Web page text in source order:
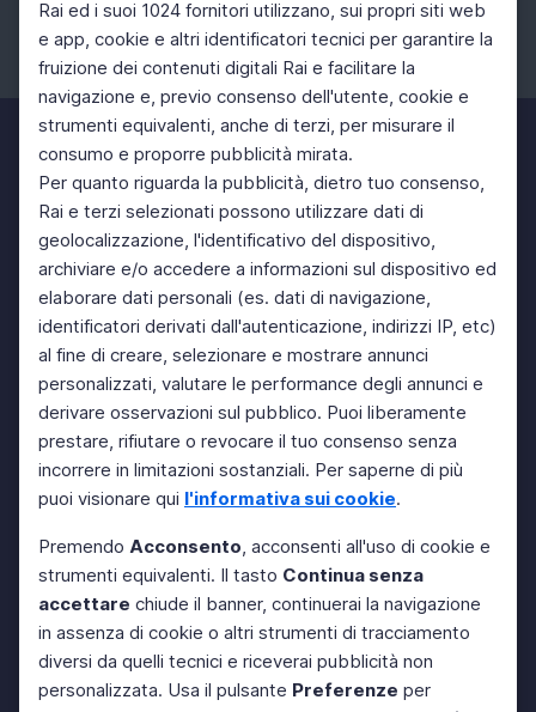
Rai ed i suoi 1024 fornitori utilizzano, sui propri siti web
e app, cookie e altri identificatori tecnici per garantire la
fruizione dei contenuti digitali Rai e facilitare la
navigazione e, previo consenso dell'utente, cookie e
strumenti equivalenti, anche di terzi, per misurare il
consumo e proporre pubblicità mirata.
Per quanto riguarda la pubblicità, dietro tuo consenso,
Rai e terzi selezionati possono utilizzare dati di
geolocalizzazione, l'identificativo del dispositivo,
archiviare e/o accedere a informazioni sul dispositivo ed
elaborare dati personali (es. dati di navigazione,
identificatori derivati dall'autenticazione, indirizzi IP, etc)
al fine di creare, selezionare e mostrare annunci
personalizzati, valutare le performance degli annunci e
derivare osservazioni sul pubblico. Puoi liberamente
prestare, rifiutare o revocare il tuo consenso senza
incorrere in limitazioni sostanziali. Per saperne di più
puoi visionare qui l'informativa sui cookie.
Premendo Acconsento, acconsenti all'uso di cookie e
strumenti equivalenti. Il tasto Continua senza
accettare chiude il banner, continuerai la navigazione
in assenza di cookie o altri strumenti di tracciamento
diversi da quelli tecnici e riceverai pubblicità non
personalizzata. Usa il pulsante Preferenze per
Facebook Instagram Twitter